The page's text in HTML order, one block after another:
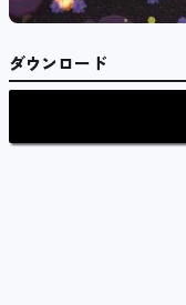
ダウンロード